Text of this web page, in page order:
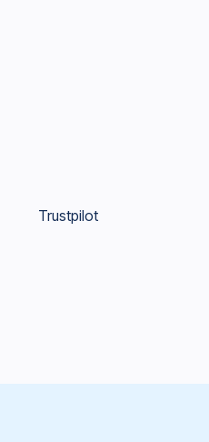
Trustpilot